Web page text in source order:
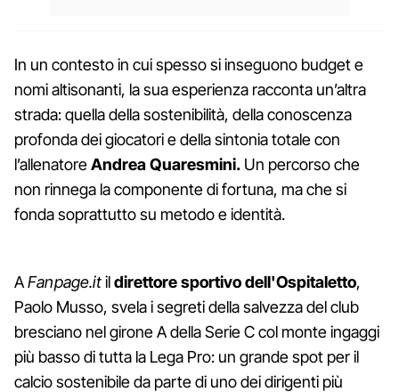
In un contesto in cui spesso si inseguono budget e
nomi altisonanti, la sua esperienza racconta un’altra
strada: quella della sostenibilità, della conoscenza
profonda dei giocatori e della sintonia totale con
l’allenatoreAndrea Quaresmini. Un percorso che
non rinnega la componente di fortuna, ma che si
fonda soprattutto su metodo e identità.
AFanpage.itildirettore sportivo dell'Ospitaletto,
Paolo Musso, svela i segreti della salvezza del club
bresciano nel girone A della Serie C col monte ingaggi
più basso di tutta la Lega Pro: un grande spot per il
calcio sostenibile da parte di uno dei dirigenti più